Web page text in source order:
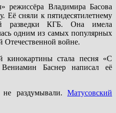
режиссёра Владимира Басова
Её сняли к пятидесятилетнему
разведки КГБ. Она имела
одним из самых популярных
Отечественной войне.
кинокартины стала песня «С
Баснер написал её
раздумывали. Матусовский